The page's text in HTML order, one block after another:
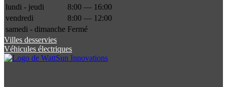
lundi - jeudi
8:00 — 16:00
vendredi
8:00 — 12:00
samedi - dimanche Fermé
Villes desservies
Véhicules électriques